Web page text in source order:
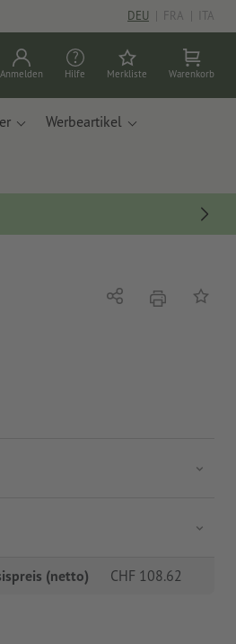
DEU | FRA | ITA
Anmelden Hilfe Merkliste Warenkorb
Werbeartikel
Teilen DruckenAuf
(netto) CHF 108.62